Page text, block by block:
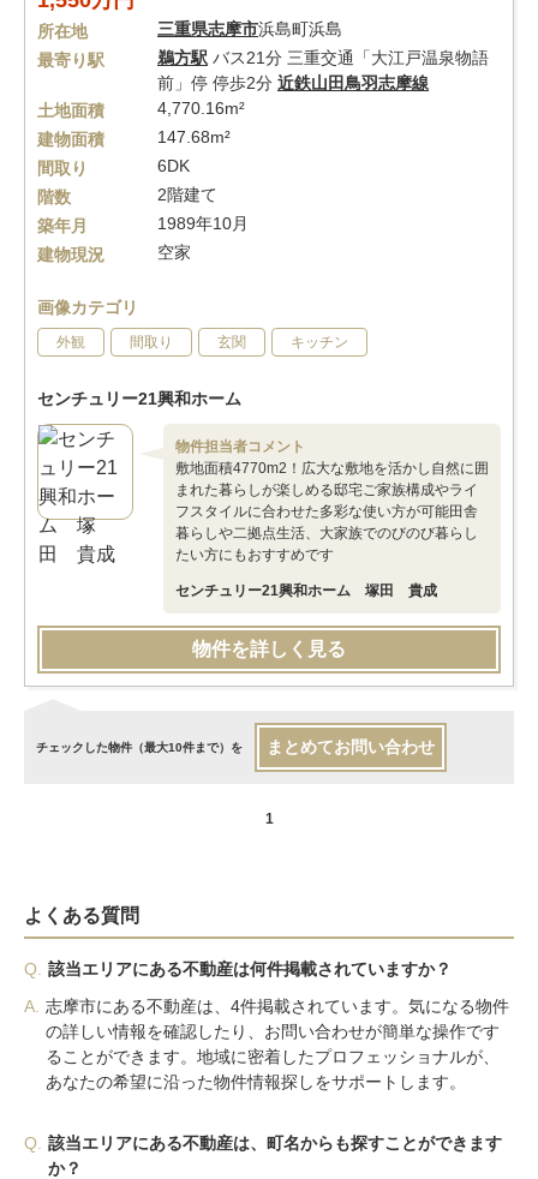
所在地 三重県志摩市浜島町浜島
最寄り駅
鵜方駅 バス21分 三重交通「大江戸温泉物語
前」停 停歩2分 近鉄山田鳥羽志摩線
土地面積
4,770.16m²
建物面積
147.68m²
間取り
6DK
階数
2階建て
築年月
1989年10月
建物現況
空家
画像カテゴリ
外観 間取り 玄関 キッチン
センチュリー21興和ホーム
物件担当者コメント
敷地面積4770m2！広大な敷地を活かし自然に囲
まれた暮らしが楽しめる邸宅ご家族構成やライ
フスタイルに合わせた多彩な使い方が可能田舎
暮らしや二拠点生活、大家族でのびのび暮らし
たい方にもおすすめです
センチュリー21興和ホーム 塚田 貴成
物件を詳しく見る
チェックした物件（最大10件まで）を まとめてお問い合わせ
1
よくある質問
Q.
該当エリアにある不動産は何件掲載されていますか？
A. 志摩市にある不動産は、4件掲載されています。気になる物件
の詳しい情報を確認したり、お問い合わせが簡単な操作です
ることができます。地域に密着したプロフェッショナルが、
あなたの希望に沿った物件情報探しをサポートします。
Q.
該当エリアにある不動産は、町名からも探すことができます
か？